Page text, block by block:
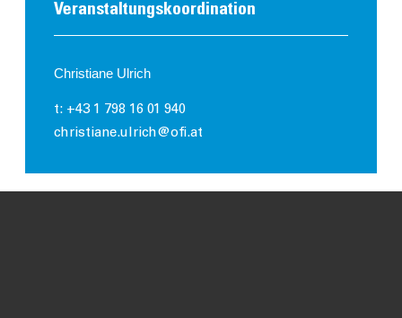
Veranstaltungs­koordination
Christiane Ulrich
t: +43 1 798 16 01 940
christiane.ulrich@ofi.at